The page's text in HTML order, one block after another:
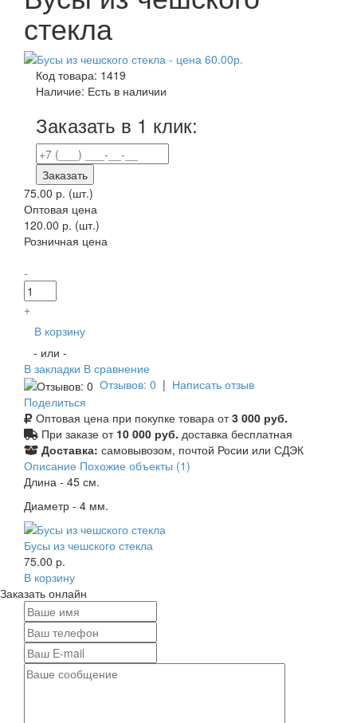
стекла
Код товара: 1419
Наличие: Есть в наличии
Заказать в 1 клик:
Заказать
75.00 р. (шт.)
Оптовая цена
120.00 р. (шт.)
Розничная цена
-
+
В корзину
- или -
В закладки В сравнение
Отзывов: 0 | Написать отзыв
Поделиться
Оптовая цена при покупке товара от3 000 руб.
При заказе от 10 000 руб. доставка бесплатная
Доставка: самовывозом, почтой Росии или СДЭК
Описание Похожие объекты (1)
Длина - 45 см.
Диаметр - 4 мм.
Бусы из чешского стекла
75.00 р.
В корзину
Заказать онлайн